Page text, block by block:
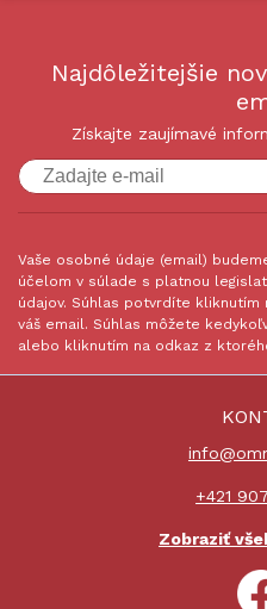
Najdôležitejšie
Získajte zaujímavé
Vaše osobné údaje (email)
účelom v súlade s platnou
údajov. Súhlas potvrdíte
váš email. Súhlas môžete
alebo kliknutím na odkaz z
+421
Zobraziť